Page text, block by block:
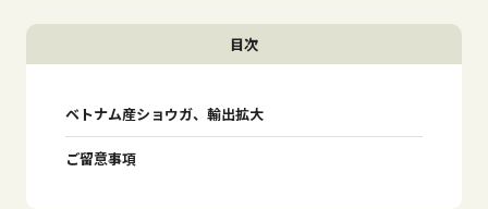
目次
ベトナム産ショウガ、輸出拡大
ご留意事項